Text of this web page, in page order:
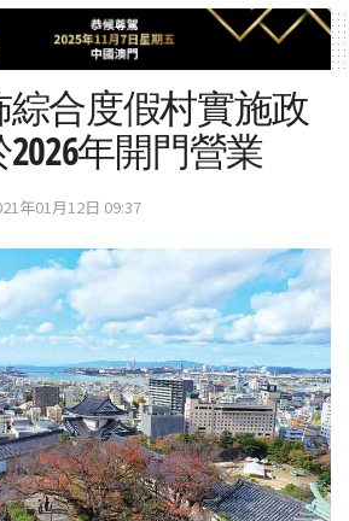
合度假村實施政
年開門營業
年01月12日 09:37